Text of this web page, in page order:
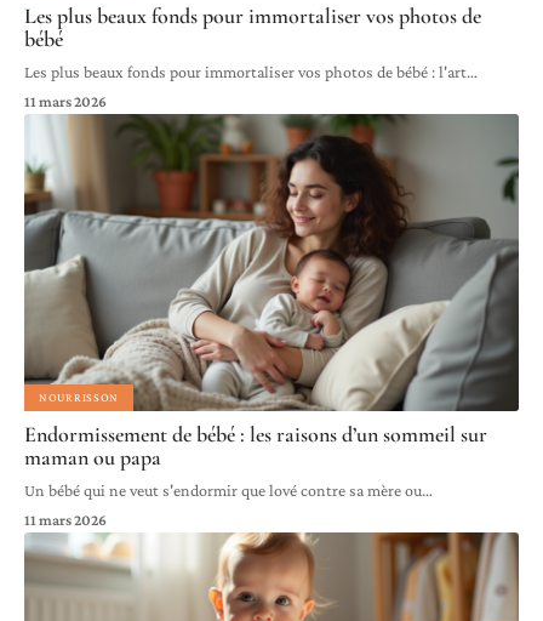
Les plus beaux fonds pour immortaliser vos photos de
bébé
Les plus beaux fonds pour immortaliser vos photos de bébé : l'art…
11 mars 2026
NOURRISSON
Endormissement de bébé : les raisons d’un sommeil sur
maman ou papa
Un bébé qui ne veut s'endormir que lové contre sa mère ou…
11 mars 2026